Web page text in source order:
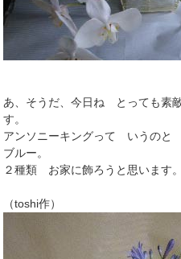
あ、そうだ、今日ね とっても素
す。
アンソニーキングって いうの
ブルー。
２種類 お家に飾ろうと思います
（toshi作）